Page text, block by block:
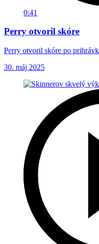
0:41
Perry otvoril skóre
Perry otvoril skóre po
30. máj 2025